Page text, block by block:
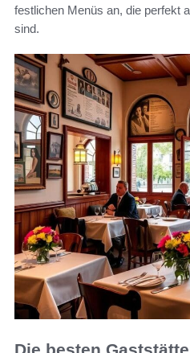
festlichen Menüs an, die perfekt
sind.
Die besten